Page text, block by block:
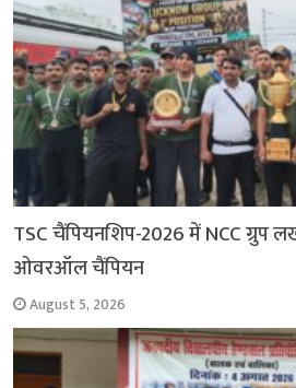
TSC चैंपियनशिप-2026 में NCC ग्रुप
ओवरऑल चैंपियन
August 5, 2026